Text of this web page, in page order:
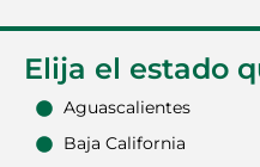
Elija el estado
Aguascalientes
Baja California